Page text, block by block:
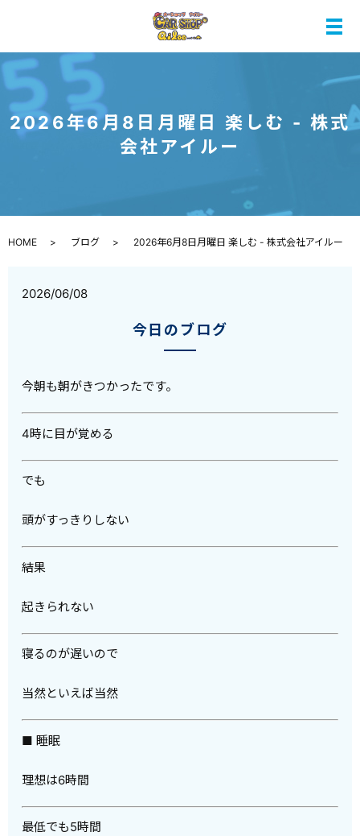
メ
2026年6月8日月曜日 楽しむ - 株式
会社アイルー
HOME ブログ 2026年6月8日月曜日 楽しむ - 株式会社アイルー
2026/06/08
今日のブログ
今朝も朝がきつかったです。
4時に目が覚める
でも
頭がすっきりしない
結果
起きられない
寝るのが遅いので
当然といえば当然
■ 睡眠
理想は6時間
最低でも5時間